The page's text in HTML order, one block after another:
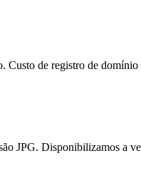
Custo de registro de
JPG. Disponibilizamos a